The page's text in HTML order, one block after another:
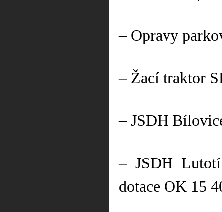
– Opravy
– Žací traktor
– JSDH
– JSDH
dotace OK 15